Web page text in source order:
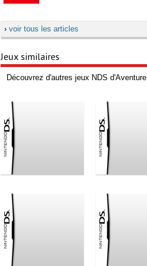
› voir tous les articles
Jeux similaires
Découvrez d'autres jeux NDS